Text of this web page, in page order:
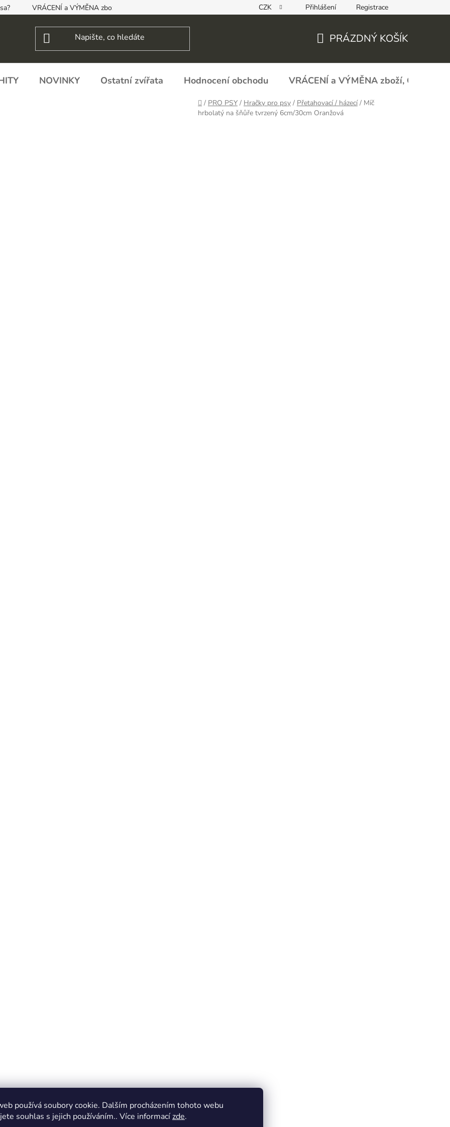
používá soubory cookie. Dalším procházením tohoto webu
souhlas s jejich používáním.. Více informacízde.
VRÁCENÍ a VÝMĚNA zboží, ODSTOUPENÍ OD SMLOUVY REKLAMAČNÍ FORMULÁŘ - zboží s vadou
CZK Přihlášení Registrace
KOŠÍK
PRÁZDNÝ KOŠÍK
NOVINKY Ostatní zvířata Hodnocení obchodu VRÁCENÍ a VÝMĚNA zboží,
Domů
/ PRO PSY / Hračky pro psy / Přetahovací / házecí / Míč
hrbolatý na šňůře tvrzený 6cm/30cm Oranžová